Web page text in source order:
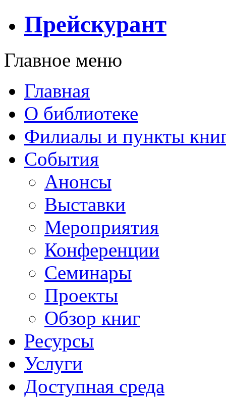
Прейскурант
Главное меню
Главная
О библиотеке
Филиалы и пункты
События
Анонсы
Выставки
Мероприятия
Конференции
Семинары
Проекты
Обзор книг
Ресурсы
Услуги
Доступная среда